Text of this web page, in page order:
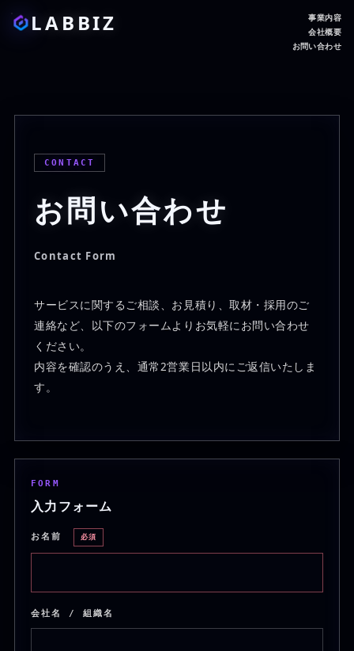
LABBIZ
事業内容
会社概要
お問い合わせ
CONTACT
お問い合わせ
Contact Form
サービスに関するご相談、お見積り、取材・採用のご
連絡など、以下のフォームよりお気軽にお問い合わせ
ください。
内容を確認のうえ、通常2営業日以内にご返信いたしま
す。
FORM
入力フォーム
お名前 必須
会社名 / 組織名